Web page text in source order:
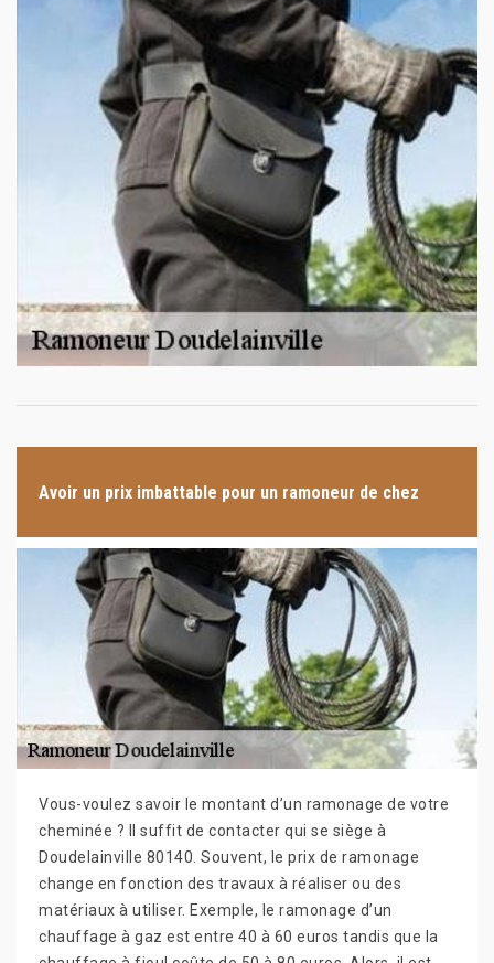
Avoir un prix imbattable pour un ramoneur de chez
Vous-voulez savoir le montant d’un ramonage de votre
cheminée ? Il suffit de contacter qui se siège à
Doudelainville 80140. Souvent, le prix de ramonage
change en fonction des travaux à réaliser ou des
matériaux à utiliser. Exemple, le ramonage d’un
chauffage à gaz est entre 40 à 60 euros tandis que la